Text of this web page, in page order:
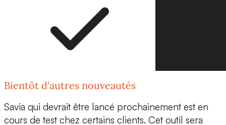
Bientôt d'autres nouveautés
Savia qui devrait être lancé prochainement est en
cours de test chez certains clients. Cet outil sera